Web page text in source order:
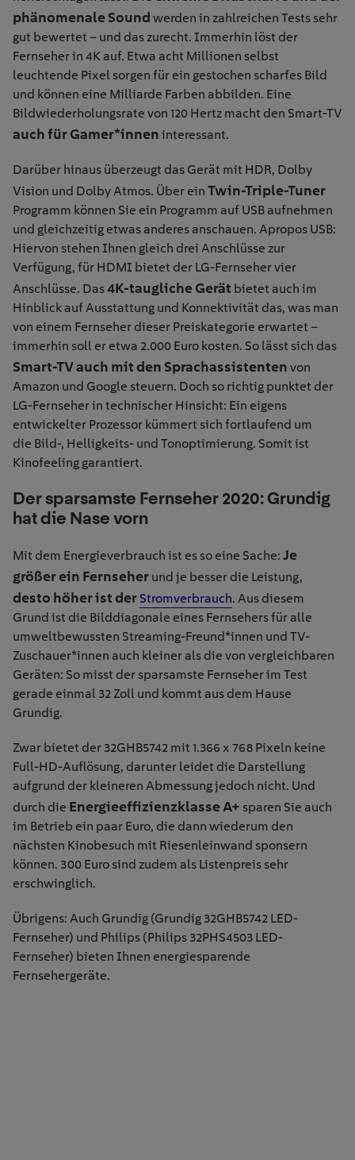
phänomenale Sound werden in zahlreichen Tests sehr
gut bewertet – und das zurecht. Immerhin löst der
Fernseher in 4K auf. Etwa acht Millionen selbst
leuchtende Pixel sorgen für ein gestochen scharfes Bild
und können eine Milliarde Farben abbilden. Eine
Bildwiederholungsrate von 120 Hertz macht den Smart-TV
auch für Gamer*innen interessant.
Darüber hinaus überzeugt das Gerät mit HDR, Dolby
Vision und Dolby Atmos. Über ein Twin-Triple-Tuner
Programm können Sie ein Programm auf USB aufnehmen
und gleichzeitig etwas anderes anschauen. Apropos USB:
Hiervon stehen Ihnen gleich drei Anschlüsse zur
Verfügung, für HDMI bietet der LG-Fernseher vier
Anschlüsse. Das4K-taugliche Gerät bietet auch im
Hinblick auf Ausstattung und Konnektivität das, was man
von einem Fernseher dieser Preiskategorie erwartet –
immerhin soll er etwa 2.000 Euro kosten. So lässt sich das
Smart-TV auch mit den Sprachassistenten von
Amazon und Google steuern. Doch so richtig punktet der
LG-Fernseher in technischer Hinsicht: Ein eigens
entwickelter Prozessor kümmert sich fortlaufend um
die Bild-, Helligkeits- und Tonoptimierung. Somit ist
Kinofeeling garantiert.
Der sparsamste Fernseher 2020: Grundig
hat die Nase vorn
Mit dem Energieverbrauch ist es so eine Sache: Je
größer ein Fernseher und je besser die Leistung,
desto höher ist der Stromverbrauch. Aus diesem
Grund ist die Bilddiagonale eines Fernsehers für alle
umweltbewussten Streaming-Freund*innen und TV-
Zuschauer*innen auch kleiner als die von vergleichbaren
Geräten: So misst der sparsamste Fernseher im Test
gerade einmal 32 Zoll und kommt aus dem Hause
Grundig.
Zwar bietet der 32GHB5742 mit 1.366 x 768 Pixeln keine
Full-HD-Auflösung, darunter leidet die Darstellung
aufgrund der kleineren Abmessung jedoch nicht. Und
durch die Energieeffizienzklasse A+ sparen Sie auch
im Betrieb ein paar Euro, die dann wiederum den
nächsten Kinobesuch mit Riesenleinwand sponsern
können. 300 Euro sind zudem als Listenpreis sehr
erschwinglich.
Übrigens: Auch Grundig (Grundig 32GHB5742 LED-
Fernseher) und Philips (Philips 32PHS4503 LED-
Fernseher) bieten Ihnen energiesparende
Fernsehergeräte.